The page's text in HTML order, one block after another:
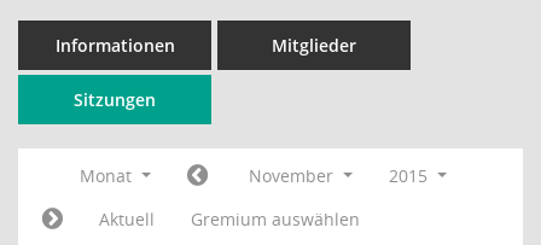
Informationen Mitglieder
Sitzungen
Monat November
2015
Aktuell
Gremium auswählen